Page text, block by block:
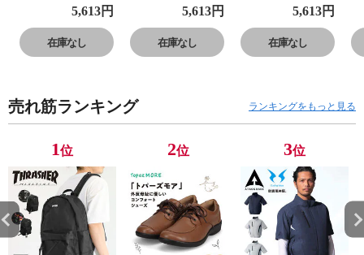
GE650 運動靴 子
供靴 フレッシュ
フォーム ローカ
ット Fresh Foam
5,613円
在庫なし
GE650 運動靴 子
供靴 フレッシュ
フォーム ローカ
ット Fresh Foam
5,613円
在庫なし
GE650 運動靴 子
供靴 フレッシュ
フォーム ローカ
ット Fresh Foam
5,613円
在庫なし
売れ筋ランキング ランキングをもっと見る
1位 2位 3位